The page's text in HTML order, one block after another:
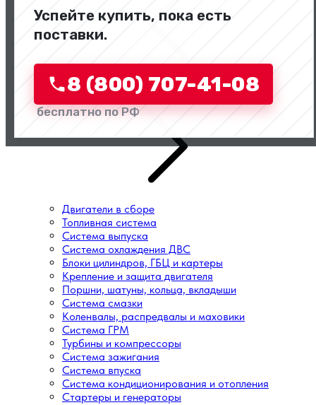
Успейте купить, пока есть
поставки.
8 (800) 707-41-08
бесплатно по РФ
Перейти в категорию
Двигатели в сборе
Топливная система
Система выпуска
Система охлаждения ДВС
Блоки цилиндров, ГБЦ и картеры
Крепление и защита двигателя
Поршни, шатуны, кольца, вкладыши
Система смазки
Коленвалы, распредвалы и маховики
Система ГРМ
Турбины и компрессоры
Система зажигания
Система впуска
Система кондиционирования и отопления
Стартеры и генераторы